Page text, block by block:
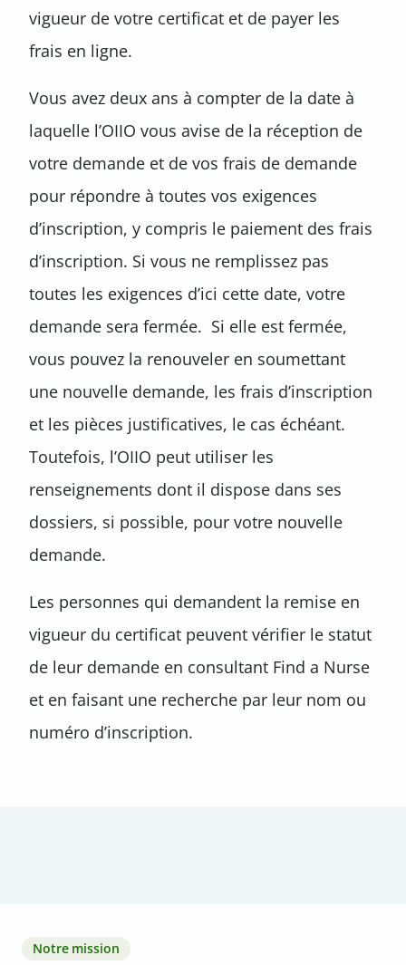
vigueur de votre certificat et de payer les
frais en ligne.
Vous avez deux ans à compter de la date à
laquelle l’OIIO vous avise de la réception de
votre demande et de vos frais de demande
pour répondre à toutes vos exigences
d’inscription, y compris le paiement des frais
d’inscription. Si vous ne remplissez pas
toutes les exigences d’ici cette date, votre
demande sera fermée. Si elle est fermée,
vous pouvez la renouveler en soumettant
une nouvelle demande, les frais d’inscription
et les pièces justificatives, le cas échéant.
Toutefois, l’OIIO peut utiliser les
renseignements dont il dispose dans ses
dossiers, si possible, pour votre nouvelle
demande.
Les personnes qui demandent la remise en
vigueur du certificat peuvent vérifier le statut
de leur demande en consultant Find a Nurse
et en faisant une recherche par leur nom ou
numéro d’inscription.
Notre mission